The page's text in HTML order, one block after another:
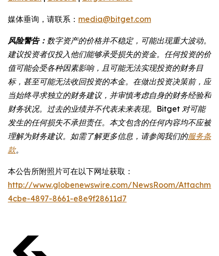
媒体垂询，请联系： media@bitget.com
风险警告： 数字资产的价格并不稳定，可能出现重大波动。
建议投资者仅投入他们能够承受损失的资金。任何投资的价
值可能会受各种因素影响，且可能无法实现投资的财务目
标，甚至可能无法收回投资的本金。在做出投资决策前，应
当始终寻求独立的财务建议，并审慎考虑自身的财务经验和
财务状况。过去的业绩并不代表未来表现。Bitget 对可能
发生的任何损失不承担责任。本文包含的任何内容均不应被
理解为财务建议。如需了解更多信息，请参阅我们的服务条
款。
本公告所附照片可在以下网址获取：
http://www.globenewswire.com/NewsRoom/
4cbe-4897-8661-e8e9f28611d7